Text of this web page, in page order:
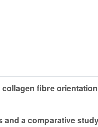
fibre
a comparative